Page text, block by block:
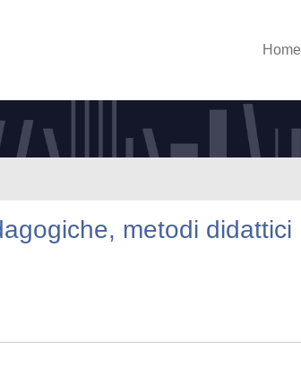
Home
metodi didattici